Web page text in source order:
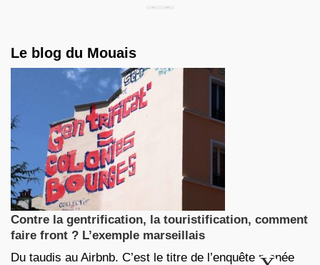
Le blog du Mouais
Contre la gentrification, la touristification, comment
faire front ? L’exemple marseillais
Du taudis au Airbnb. C’est le titre de l’enquête menée